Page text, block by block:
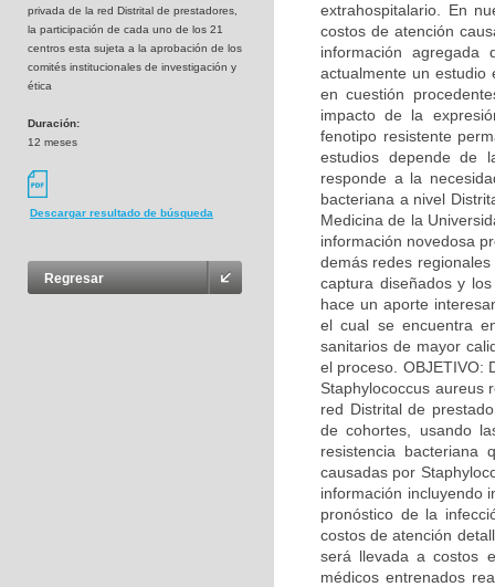
privada de la red Distrital de prestadores,
la participación de cada uno de los 21
centros esta sujeta a la aprobación de los
comités institucionales de investigación y
ética
Duración:
12 meses
Descargar resultado de búsqueda
Regresar
extrahospitalario. En
costos de atención
información agregada
actualmente un estudio
en cuestión
impacto de la
fenotipo resistente
estudios depende de
responde a la
bacteriana a nivel
Medicina de la
información novedosa
demás redes
captura diseñados y
hace un aporte
el cual se encuentra
sanitarios de mayor
el proceso. OBJETIVO:
Staphylococcus aureus
red Distrital de
de cohortes, usando
resistencia bacteriana
causadas por
información incluyendo
pronóstico de la
costos de atención
será llevada a costos
médicos entrenados